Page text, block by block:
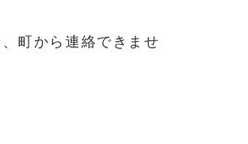
町から連絡できませ